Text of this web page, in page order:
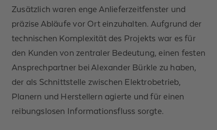
Zusätzlich waren enge Anlieferzeitfenster und
präzise Abläufe vor Ort einzuhalten. Aufgrund der
technischen Komplexität des Projekts war es für
den Kunden von zentraler Bedeutung, einen festen
Ansprechpartner bei Alexander Bürkle zu haben,
der als Schnittstelle zwischen Elektrobetrieb,
Planern und Herstellern agierte und für einen
reibungslosen Informationsfluss sorgte.